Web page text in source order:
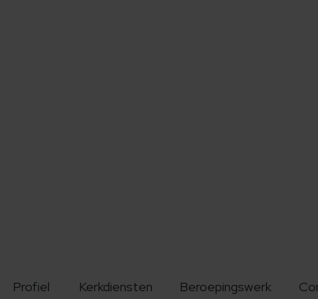
Profiel Kerkdiensten Beroepingswerk